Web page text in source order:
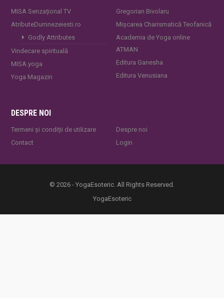
MISA Senzaţional TV
AtributeDumnezeiesti.ro
Godly Attributes
Vindecare spirituală
MISA.yoga
Yoga Magazin
Gregorian Bivolaru
Mișcarea Charismatică Teofanică
Academia de Yoga online
ATMAN
Editura Ganesha
Editura Venusiana
DESPRE NOI
Termeni și condiții de utilizare
Contact
Despre noi
Login
© 2026 - YogaEsoteric. All Rights Reserved.
YogaEsoteric